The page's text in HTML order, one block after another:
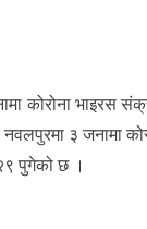
कोरोना भाइरस
३ जनामा
पुगेको छ ।